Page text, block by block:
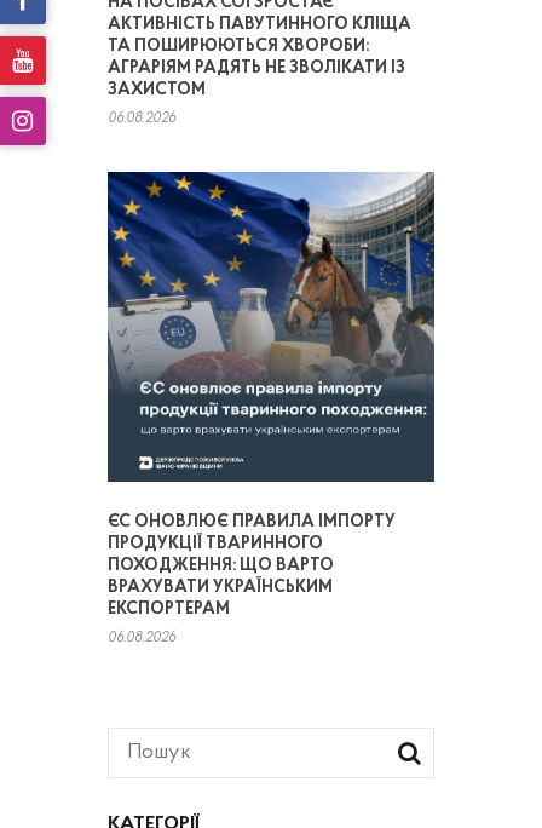
КАТЕГОРІЇ
АКТИВНІСТЬ ПАВУТИННОГО КЛІЩА
ТА ПОШИРЮЮТЬСЯ ХВОРОБИ:
АГРАРІЯМ РАДЯТЬ НЕ ЗВОЛІКАТИ ІЗ
ЗАХИСТОМ
06.08.2026
ЄС ОНОВЛЮЄ ПРАВИЛА ІМПОРТУ
ПРОДУКЦІЇ ТВАРИННОГО
ПОХОДЖЕННЯ: ЩО ВАРТО
ВРАХУВАТИ УКРАЇНСЬКИМ
ЕКСПОРТЕРАМ
06.08.2026